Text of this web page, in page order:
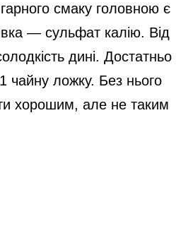
смаку головною є
— сульфат калію. Від
дині. Достатньо
чайну ложку. Без нього
хорошим, але не таким